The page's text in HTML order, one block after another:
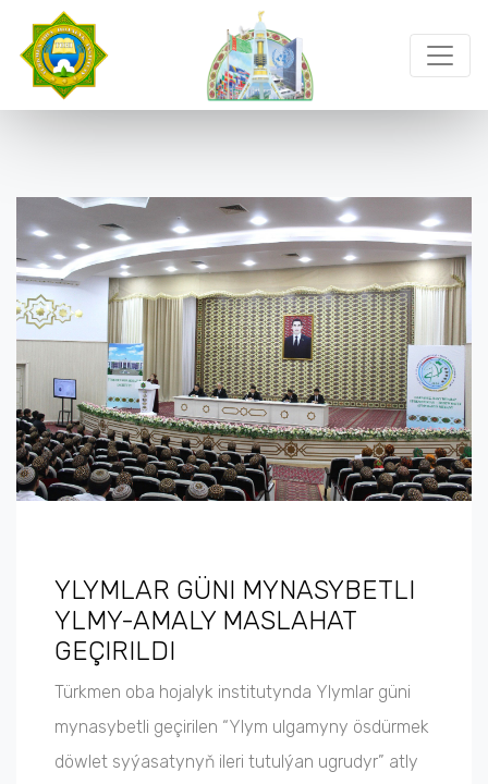
YLYMLAR GÜNI MYNASYBETLI
YLMY-AMALY MASLAHAT
GEÇIRILDI
Türkmen oba hojalyk institutynda Ylymlar güni
mynasybetli geçirilen “Ylym ulgamyny ösdürmek
döwlet syýasatynyň ileri tutulýan ugrudyr” atly